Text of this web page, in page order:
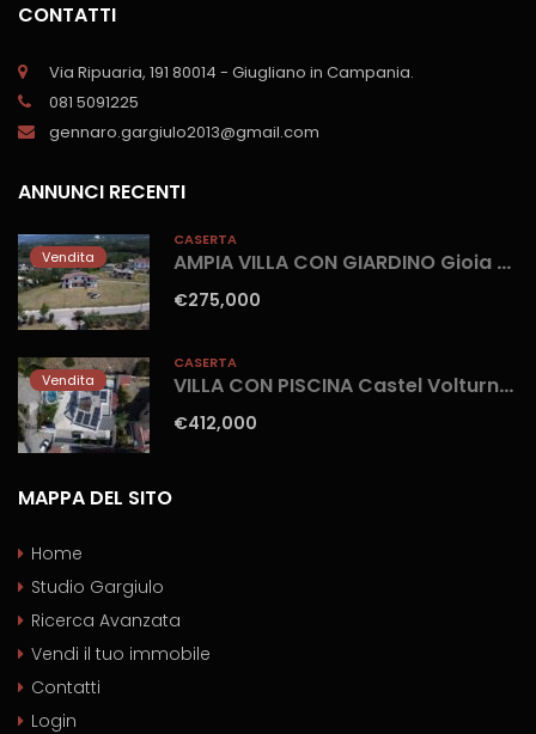
CONTATTI
Via Ripuaria, 191 80014 - Giugliano in Campania.
081 5091225
gennaro.gargiulo2013@gmail.com
ANNUNCI RECENTI
Vendita
CASERTA
AMPIA VILLA CON GIARDINO Gioia Sannitica
€275,000
Vendita
CASERTA
VILLA CON PISCINA Castel Volturno-Parco Europa
€412,000
MAPPA DEL SITO
Home
Studio Gargiulo
Ricerca Avanzata
Vendi il tuo immobile
Contatti
Login